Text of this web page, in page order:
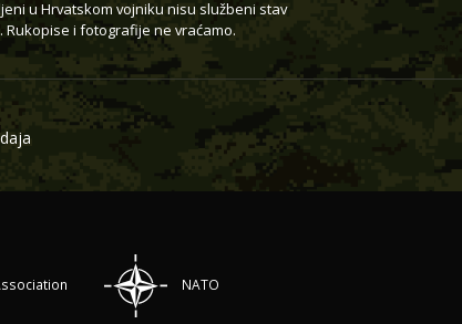
u Hrvatskom vojniku nisu službeni stav
Rukopise i fotografije ne vraćamo.
NATO